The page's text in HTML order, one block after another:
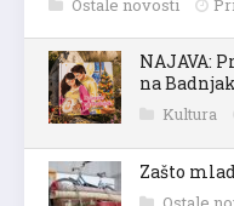
Ostale novosti
NAJAVA:
na
Kultura
Zašto